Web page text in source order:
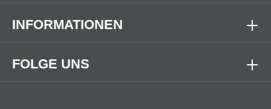
FOLGE UNS
INFORMATIONEN